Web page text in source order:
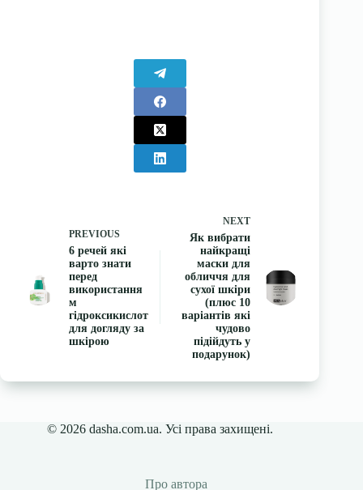
PREVIOUS
6 речей які
варто знати
перед
використання
м
гідроксикислот
для догляду за
шкірою
NEXT
Як вибрати
найкращі
маски для
обличчя для
сухої шкіри
(плюс 10
варіантів які
чудово
підійдуть у
подарунок)
© 2026 dasha.com.ua. Усі права захищені.
Про автора